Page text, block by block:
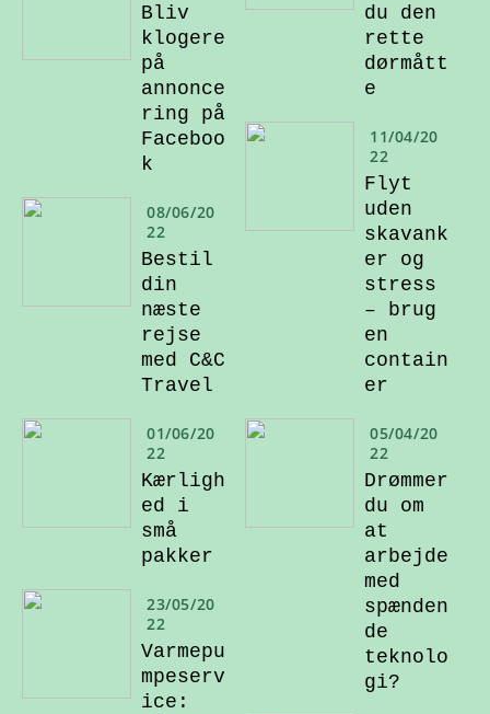
Bliv
klogere
på
annonce
ring på
Faceboo
k
08/06/20
22
Bestil
din
næste
rejse
med C&C
Travel
01/06/20
22
Kærligh
ed i
små
pakker
23/05/20
22
Varmepu
mpeserv
ice:
du den
rette
dørmått
e
11/04/20
22
Flyt
uden
skavank
er og
stress
– brug
en
contain
er
05/04/20
22
Drømmer
du om
at
arbejde
med
spænden
de
teknolo
gi?